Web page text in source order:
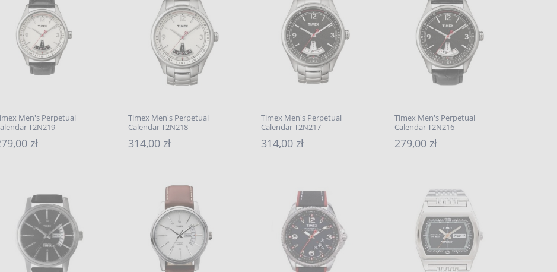
Men's Perpetual
T2N219
zł
Timex Men's Perpetual
Calendar T2N218
314,00 zł
Timex Men's Perpetual
Calendar T2N217
314,00 zł
Timex Men's Perpetual
Calendar T2N216
279,00 zł